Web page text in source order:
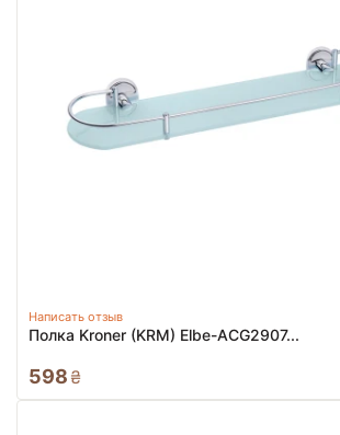
Написать отзыв
Полка Kroner (KRM) Elbe-ACG2907...
598 ₴